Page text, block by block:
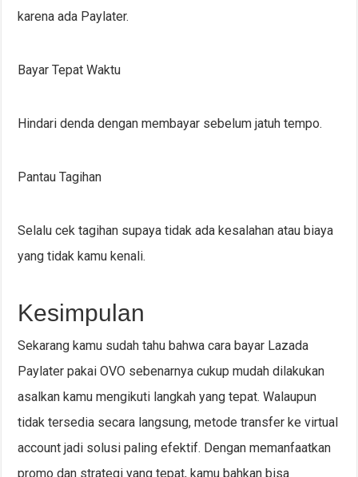
karena ada Paylater.
Bayar Tepat Waktu
Hindari denda dengan membayar sebelum jatuh tempo.
Pantau Tagihan
Selalu cek tagihan supaya tidak ada kesalahan atau biaya
yang tidak kamu kenali.
Kesimpulan
Sekarang kamu sudah tahu bahwa cara bayar Lazada
Paylater pakai OVO sebenarnya cukup mudah dilakukan
asalkan kamu mengikuti langkah yang tepat. Walaupun
tidak tersedia secara langsung, metode transfer ke virtual
account jadi solusi paling efektif. Dengan memanfaatkan
promo dan strategi yang tepat, kamu bahkan bisa